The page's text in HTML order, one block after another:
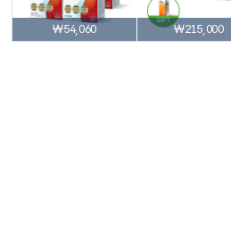
₩54,060 ₩215,000